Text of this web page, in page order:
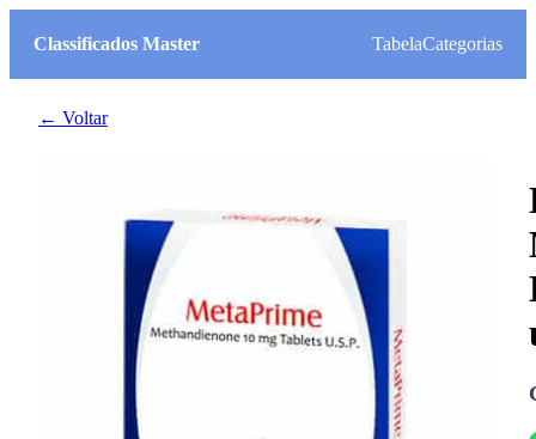
Classificados Master TabelaCategorias
← Voltar